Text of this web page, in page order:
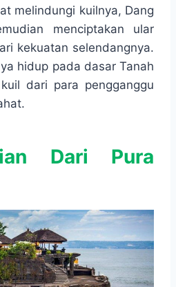
melindungi kuilnya, Dang
menciptakan ular
kekuatan selendangnya.
hidup pada dasar Tanah
dari para pengganggu
Dari Pura